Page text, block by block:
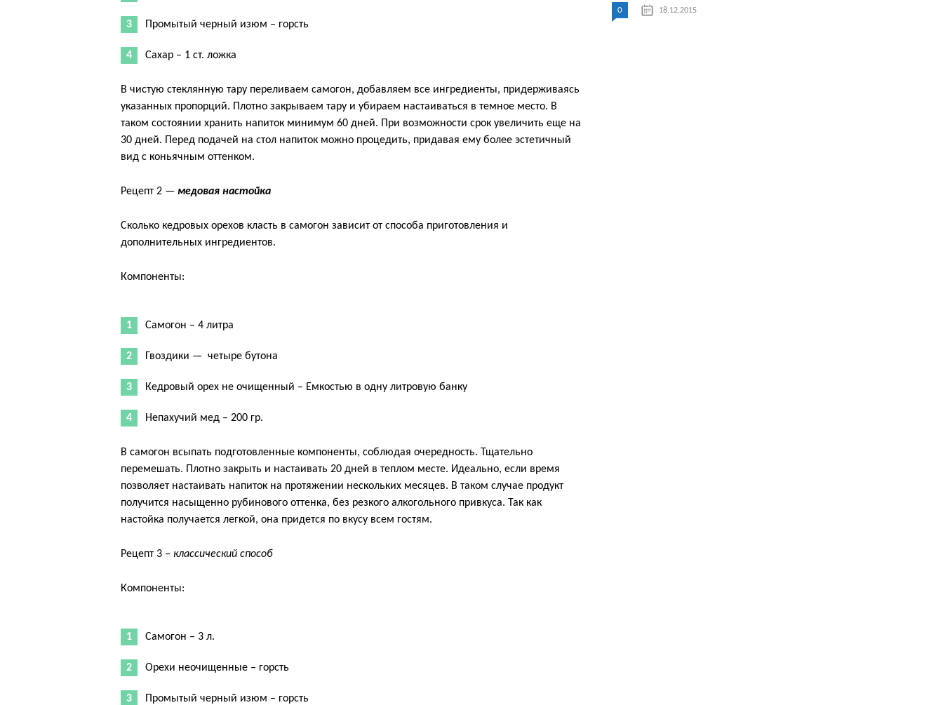
Промытый черный изюм – горсть
Сахар – 1 ст. ложка
В чистую стеклянную тару переливаем самогон, добавляем все ингредиенты, придерживаясь
указанных пропорций. Плотно закрываем тару и убираем настаиваться в темное место. В
таком состоянии хранить напиток минимум 60 дней. При возможности срок увеличить еще на
30 дней. Перед подачей на стол напиток можно процедить, придавая ему более эстетичный
вид с коньячным оттенком.
Рецепт 2 — медовая настойка
Сколько кедровых орехов класть в самогон зависит от способа приготовления и
дополнительных ингредиентов.
Компоненты:
Самогон – 4 литра
Гвоздики — четыре бутона
Кедровый орех не очищенный – Емкостью в одну литровую банку
Непахучий мед – 200 гр.
В самогон всыпать подготовленные компоненты, соблюдая очередность. Тщательно
перемешать. Плотно закрыть и настаивать 20 дней в теплом месте. Идеально, если время
позволяет настаивать напиток на протяжении нескольких месяцев. В таком случае продукт
получится насыщенно рубинового оттенка, без резкого алкогольного привкуса. Так как
настойка получается легкой, она придется по вкусу всем гостям.
Рецепт 3 – классический способ
Компоненты:
Самогон – 3 л.
Орехи неочищенные – горсть
Промытый черный изюм – горсть
0 18.12.2015